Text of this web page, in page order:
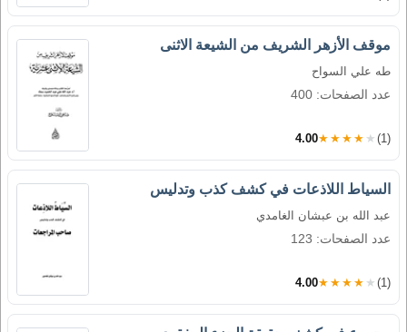
موقف الأزهر الشريف من الشيعة الاثنى
طه علي السواح
عدد الصفحات: 400
4.00★★★★★ (1)
السياط اللاذعات في كشف كذب وتدليس
عبد الله بن عبشان الغامدي
عدد الصفحات: 123
4.00★★★★★ (1)